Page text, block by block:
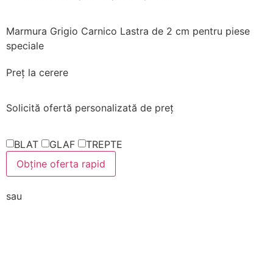
Marmura Grigio Carnico Lastra de 2 cm pentru piese
speciale
Preț la cerere
Solicită ofertă personalizată de preț
BLAT GLAF
TREPTE
Obține oferta rapid
sau